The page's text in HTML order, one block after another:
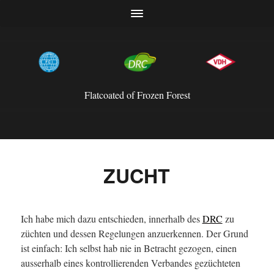
Flatcoated of Frozen Forest
ZUCHT
Ich habe mich dazu entschieden, innerhalb desDRC zu
züchten und dessen Regelungen anzuerkennen. Der Grund
ist einfach: Ich selbst hab nie in Betracht gezogen, einen
ausserhalb eines kontrollierenden Verbandes gezüchteten